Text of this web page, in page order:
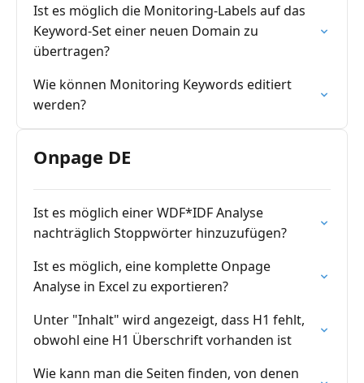
Ist es möglich die Monitoring-Labels auf das
Keyword-Set einer neuen Domain zu
übertragen?
Wie können Monitoring Keywords editiert
werden?
Onpage DE
Ist es möglich einer WDF*IDF Analyse
nachträglich Stoppwörter hinzuzufügen?
Ist es möglich, eine komplette Onpage
Analyse in Excel zu exportieren?
Unter "Inhalt" wird angezeigt, dass H1 fehlt,
obwohl eine H1 Überschrift vorhanden ist
Wie kann man die Seiten finden, von denen